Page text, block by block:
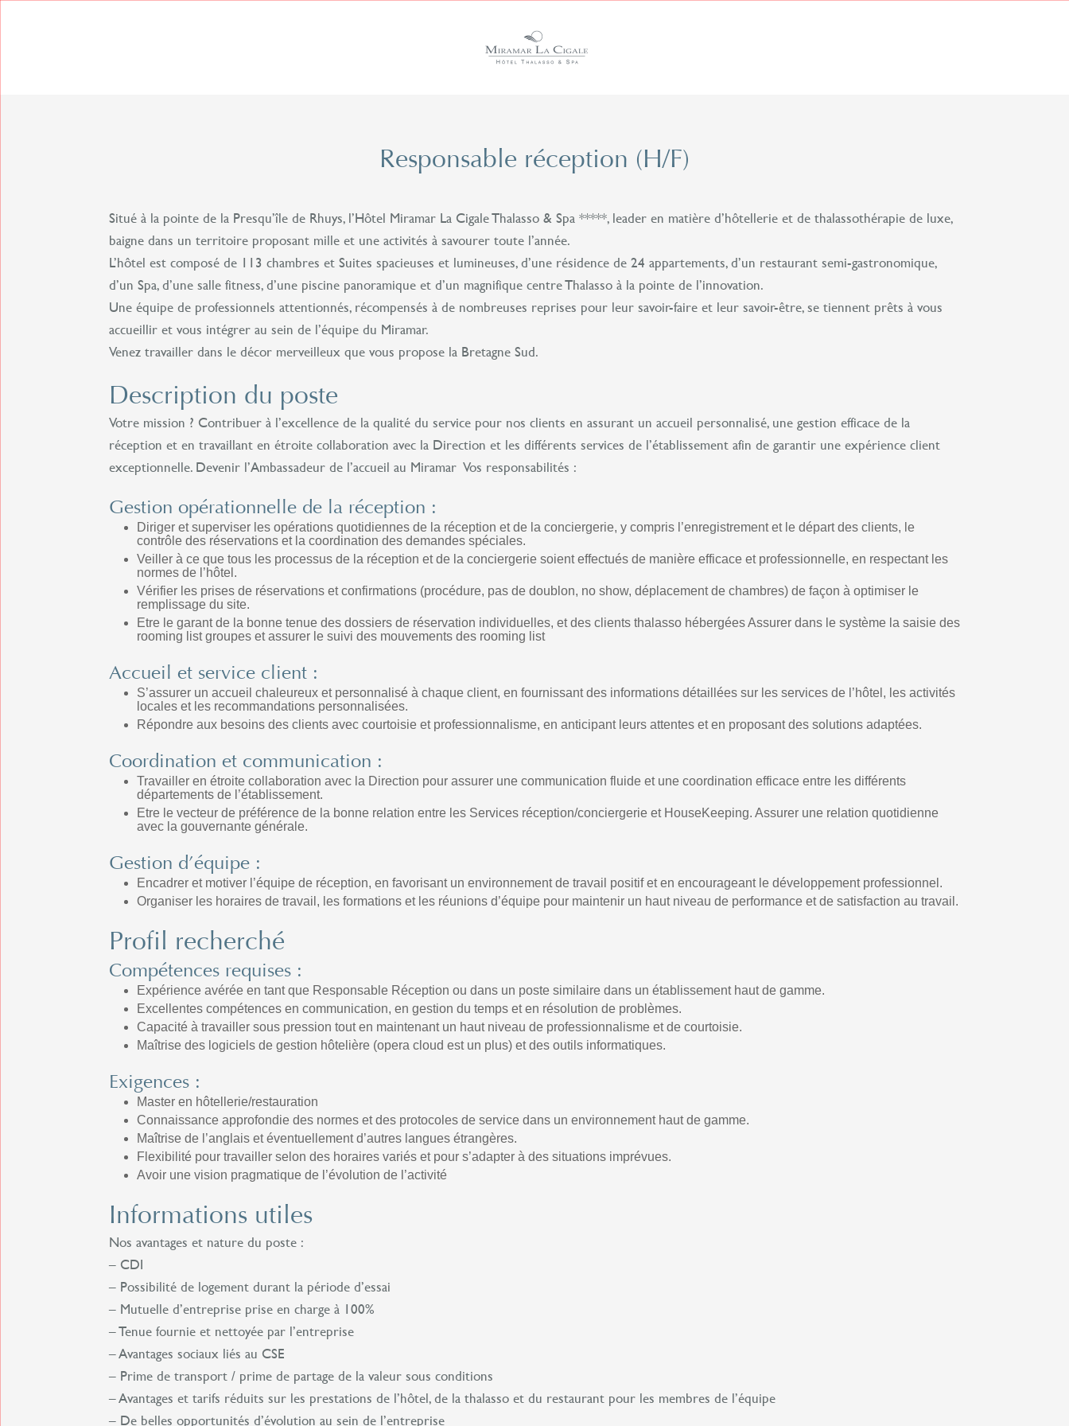
Responsable réception (H/F)
Situé à la pointe de la Presqu’île de Rhuys, l’Hôtel Miramar La Cigale Thalasso & Spa *****, leader en matière d’hôtellerie et de thalassothérapie de luxe,
baigne dans un territoire proposant mille et une activités à savourer toute l’année.
L’hôtel est composé de 113 chambres et Suites spacieuses et lumineuses, d’une résidence de 24 appartements, d’un restaurant semi-gastronomique,
d’un Spa, d’une salle fitness, d’une piscine panoramique et d’un magnifique centre Thalasso à la pointe de l’innovation.
Une équipe de professionnels attentionnés, récompensés à de nombreuses reprises pour leur savoir-faire et leur savoir-être, se tiennent prêts à vous
accueillir et vous intégrer au sein de l’équipe du Miramar.
Venez travailler dans le décor merveilleux que vous propose la Bretagne Sud.
Description du poste
Votre mission ? Contribuer à l’excellence de la qualité du service pour nos clients en assurant un accueil personnalisé, une gestion efficace de la
réception et en travaillant en étroite collaboration avec la Direction et les différents services de l’établissement afin de garantir une expérience client
exceptionnelle. Devenir l’Ambassadeur de l’accueil au Miramar Vos responsabilités :
Gestion opérationnelle de la réception :
Diriger et superviser les opérations quotidiennes de la réception et de la conciergerie, y compris l’enregistrement et le départ des clients, le
contrôle des réservations et la coordination des demandes spéciales.
Veiller à ce que tous les processus de la réception et de la conciergerie soient effectués de manière efficace et professionnelle, en respectant les
normes de l’hôtel.
Vérifier les prises de réservations et confirmations (procédure, pas de doublon, no show, déplacement de chambres) de façon à optimiser le
remplissage du site.
Etre le garant de la bonne tenue des dossiers de réservation individuelles, et des clients thalasso hébergées Assurer dans le système la saisie des
rooming list groupes et assurer le suivi des mouvements des rooming list
Accueil et service client :
S’assurer un accueil chaleureux et personnalisé à chaque client, en fournissant des informations détaillées sur les services de l’hôtel, les activités
locales et les recommandations personnalisées.
Répondre aux besoins des clients avec courtoisie et professionnalisme, en anticipant leurs attentes et en proposant des solutions adaptées.
Coordination et communication :
Travailler en étroite collaboration avec la Direction pour assurer une communication fluide et une coordination efficace entre les différents
départements de l’établissement.
Etre le vecteur de préférence de la bonne relation entre les Services réception/conciergerie et HouseKeeping. Assurer une relation quotidienne
avec la gouvernante générale.
Gestion d’équipe :
Encadrer et motiver l’équipe de réception, en favorisant un environnement de travail positif et en encourageant le développement professionnel.
Organiser les horaires de travail, les formations et les réunions d’équipe pour maintenir un haut niveau de performance et de satisfaction au travail.
Profil recherché
Compétences requises :
Expérience avérée en tant que Responsable Réception ou dans un poste similaire dans un établissement haut de gamme.
Excellentes compétences en communication, en gestion du temps et en résolution de problèmes.
Capacité à travailler sous pression tout en maintenant un haut niveau de professionnalisme et de courtoisie.
Maîtrise des logiciels de gestion hôtelière (opera cloud est un plus) et des outils informatiques.
Exigences :
Master en hôtellerie/restauration
Connaissance approfondie des normes et des protocoles de service dans un environnement haut de gamme.
Maîtrise de l’anglais et éventuellement d’autres langues étrangères.
Flexibilité pour travailler selon des horaires variés et pour s’adapter à des situations imprévues.
Avoir une vision pragmatique de l’évolution de l’activité
Informations utiles
Nos avantages et nature du poste :
– CDI
– Possibilité de logement durant la période d’essai
– Mutuelle d’entreprise prise en charge à 100%
– Tenue fournie et nettoyée par l’entreprise
– Avantages sociaux liés au CSE
– Prime de transport / prime de partage de la valeur sous conditions
– Avantages et tarifs réduits sur les prestations de l’hôtel, de la thalasso et du restaurant pour les membres de l’équipe
– De belles opportunités d’évolution au sein de l’entreprise